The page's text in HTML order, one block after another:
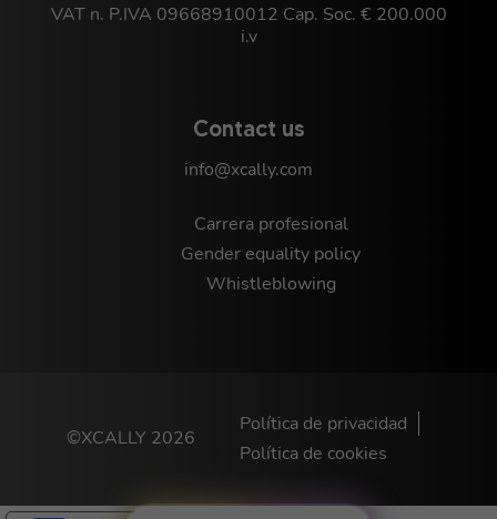
VAT n. P.IVA 09668910012 Cap. Soc. € 200.000
i.v
Contact us
info@xcally.com
Carrera profesional
Gender equality policy
Whistleblowing
©XCALLY 2026
Política de privacidad
Política de cookies